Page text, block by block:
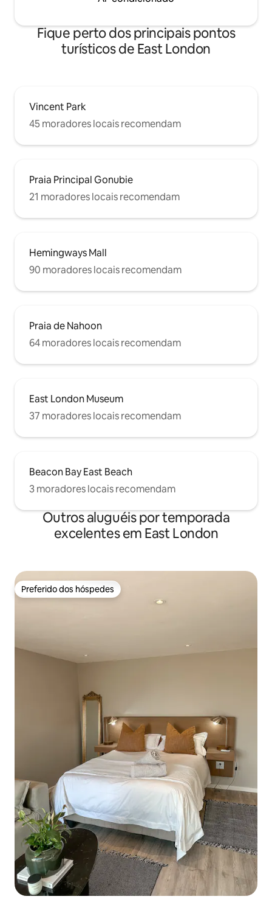
Fique perto dos principais pontos
turísticos de East London
Vincent Park
45 moradores locais recomendam
Praia Principal Gonubie
21 moradores locais recomendam
Hemingways Mall
90 moradores locais recomendam
Praia de Nahoon
64 moradores locais recomendam
East London Museum
37 moradores locais recomendam
Beacon Bay East Beach
3 moradores locais recomendam
Outros aluguéis por temporada
excelentes em East London
Preferido dos hóspedes
Preferido dos hóspedes